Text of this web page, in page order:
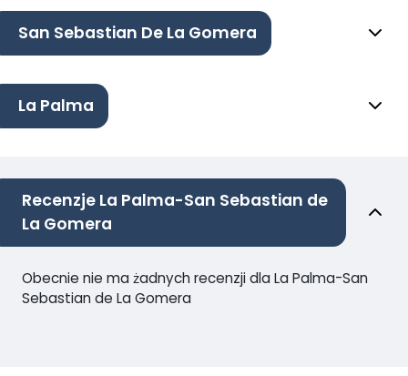
San Sebastian De La Gomera
La Palma
Recenzje La Palma-San Sebastian de
La Gomera
Obecnie nie ma żadnych recenzji dla La Palma-San
Sebastian de La Gomera